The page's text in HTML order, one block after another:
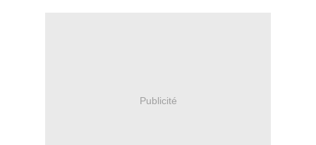
Publicité